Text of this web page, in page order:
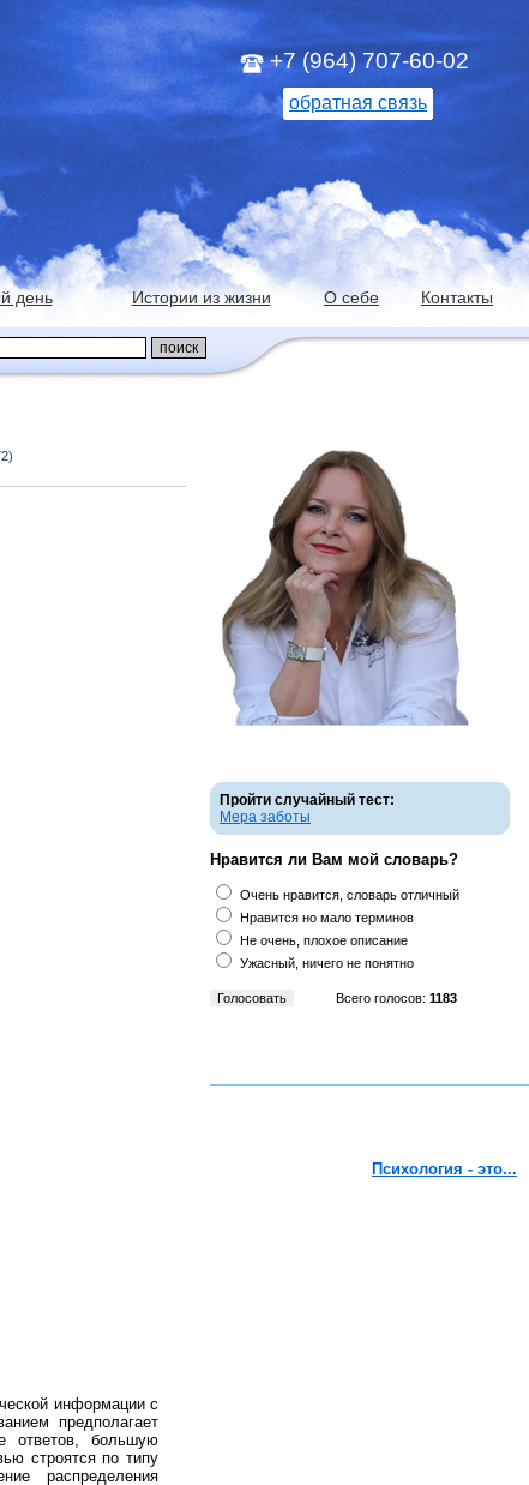
+7 (964) 707-60-02
обратная связь
день Истории из жизни О себе Контакты
информации с
предполагает
ответов, большую
строятся по типу
распределения
Пройти случайный тест:
Мера заботы
Нравится ли Вам мой словарь?
Очень нравится, словарь отличный
Нравится но мало терминов
Не очень, плохое описание
Ужасный, ничего не понятно
Всего голосов: 1183
Психология - это...